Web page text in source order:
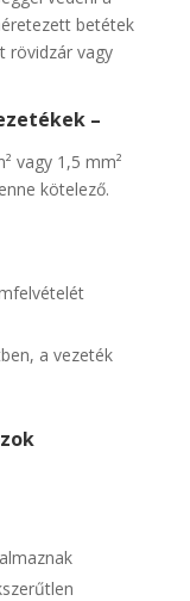
betétek
rövidzár vagy
–
vagy 1,5 mm²
kötelező.
a vezeték